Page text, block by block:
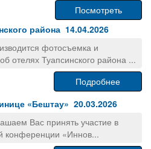
Посмотреть
района 14.04.2026
фотосъемка и
отелях Туапсинского района ...
Подробнее
«Бештау» 20.03.2026
Вас принять участие в
конференции «Иннов...